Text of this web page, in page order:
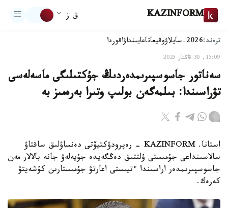
KAZINFORM ق ز
ترەند:2026-سايلاۋ وقيعاتاعايىنداۋاقوردا
15:09, 30 قاڭتار 2025
سەناتور جاسوسپىرىمدەردىڭ جۇكتىلىگى ماسەلەسى
تۋراسىندا: بىلمەگەن بولىپ وتىرا بەرەمىز بە
استانا. KAZINFORM - رەپرودۋكتيۆتى دەنساۋلىق ساقتاۋ
سالاسىنداعى جۇمىستى ۇلتتىق دەڭگەيدە جۇيەلەۋ جانە بالالار مەن
جاسوسپىرىمدەر اراسىندا ءتيىستى اعارتۋ جۇمىستارىن كۇشەيتۋ
كەرەك.